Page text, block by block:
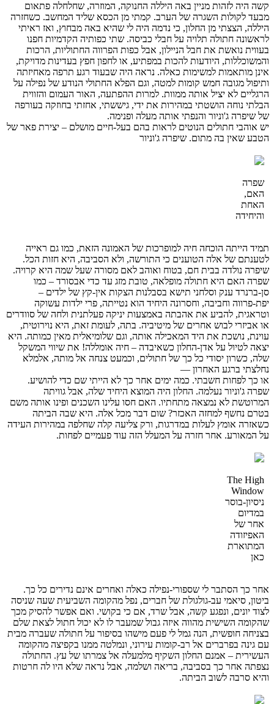
קשה היה לזהות מניין באה היללה החנוקה, המוזרה, שחלחלה פתאום
מבעד לקולות השגרה של הערב. קמתי מן הכסא שליד המחשב. כשחזרה
היללה, הצצתי מן החלון, כי נדמה היה לי שהיא באה מבחוץ, ואז ראיתי
לראשונה חתולה תלויה על חבלי כביסה. שתי כפותיה הקדמיות חפנו
בעווית נואשת את חבל הניילון, אבל כפות הפרווה החתוליות, הרכות
והמשוכללות, היודעות להכות במפתיע, או לחפון חפץ בעדינות מדויקת,
אינן מותאמות למשימות כאלה. נראה היה שבעוד רגע תרפה מאחיזתה
ותיפול מגובה חמש קומות למטה, וגם הפלא החתולי הנודע של נפילה על
הרגליים לא יציל אותה ממוות. למרות ההפתעה, האור העמום והזווית
הבלתי נוחה הושטתי במהירות את ידי, גיששתי, אחזתי בחוזקה בעורפה
של שיפרה ג'וניור והנפתי אותה מעלה ופנימה.
יש אוהבי חתולים הנוטים לראות בהם בעל-חיים מושלם – יצירת פאר של
הטבע שאין בה מתום. שיפרה ג'וניור
שפרה
האם,
האחת
והיחידה
תמיד הייתה הוכחה חיה למופרכות של האמונה הזאת, כמו גם ראייה
לטענתם של אלה הטוענים כי התורשה, ולא הסביבה, היא חזות הכל.
שיפרה נולדה בבית חם, בטוח ואוהב לאם מסורה שעל שמה היא קרויה.
שפרה האם היא חתולה מופלאה, טובת מזג עד כדי אבסורד – כמו
סן-ברנרד ענק וסלחני תישא בסבלנות הצקות אין-קץ של ילדים –
יפת-פרווה וחביבה, וחסרונה היחיד הוא נטייתה, פרי ילדות עשוקה
וטראגית, להביע את אהבתה באמצעות יניקה פעלתנית ולחה של סוודרים
או אביזרי לבוש אחרים של מיטיביה. בתה, לעומת זאת, היא נוירוטית,
עוינת, נושכת את היד המאכילה אותה, וגם שלומיאלית מאין כמותה. היא
יצאה לטיול על אדן-החלון כשאיבדה – חיה אומללה! את שיווי המשקל
שלה, כשרון יסודי כל כך של חתולים, וכמעט צנחה אל מותה, אלמלא
נחלצתי ברגע האחרון —
או כך לפחות חשבתי. כמה ימים אחר כך לא הייתי שם כדי להושיע.
שפרה ג'וניור נעלמה. החלון היה המוצא היחיד שלה, אבל גוויתה
המרוטשת לא נמצאה מתחתיו. האם חסו עלינו השכנים ופינו אותה משם
בטרם נחשף למחזה האכזר? שום דבר מכל אלה. היא שבה הביתה
כשאזרה אומץ לעלות במדרגות, ורק צליעה קלה שחלפה במהירות העידה
על המאורע. אחר חזרה על המעלל הזה עוד פעמיים לפחות.
The High
Window
ניסיון-בוסר
במדיום
אחר של
האפיזודה
המתוארת
כאן
אחר כך הסתבר לי שספורי-נפילה כאלה ואחרים אינם נדירים כל כך.
ביטון, סיאמי עב-גולגולת של חברים, נפל מהקומה השביעית שעה שניסה
לצוד יונים, ונפגע קשה, אבל שרד, אם כי בקושי. ואם אפשר להסיק מכך
שהקומה השישית מהווה איזה גבול שמעבר לו לא יכול חתול לצאת שלם
בצניחה חופשית, הנה גמל לי פעם מישהו בסיפור על חתולה שעברה מבית
עם גינה בפרברים אל רב-קומות עירוני, ונמלטה ממנו בקפיצה מהקומה
העשירית – אמנם החלון השקיף מלמעלה אל צמרתו של עץ. החתולה
נצפתה אחר כך בסביבה, בריאה ושלמה, אבל נראה שלא היו לה חרטות
והיא סרבה לשוב הביתה.